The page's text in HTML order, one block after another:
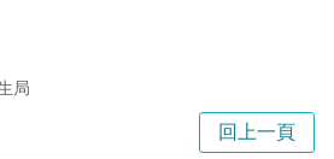
局
回上一頁